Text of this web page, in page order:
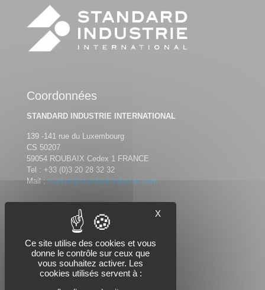
Coordonnées
STANDARD INDUSTRIE INTERNATIONAL
139 -141 rue du Luxembourg
CS 50207
59054 ROUBAIX Cedex 1 FRANCE
Tel : +33 (0)3 20 28 32 32
Mail : market@standard-industrie.com
Nous suivre
X
Ce site utilise des cookies et vous
donne le contrôle sur ceux que
vous souhaitez activer. Les
cookies utilisés servent à :